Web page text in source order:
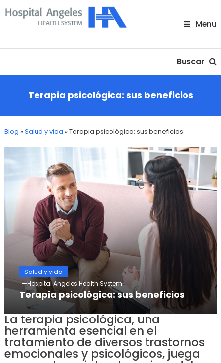
Skip
To
Menu
Buscar
Terapia psicológica: sus beneficios
Blog »Salud y vida »Terapia psicológica: sus beneficios
Salud y vida
Hospital Angeles Health System
Terapia psicológica: sus beneficios
La terapia psicológica, una
herramienta esencial en el
tratamiento de diversos trastornos
emocionales y psicológicos, juega